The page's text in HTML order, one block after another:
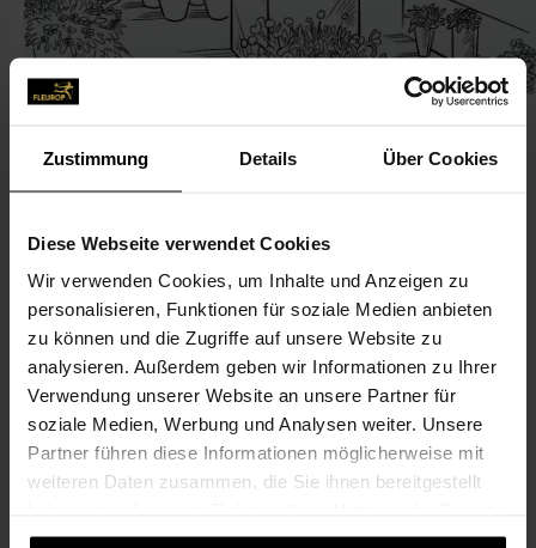
Zustimmung Details Über Cookies
Diese Webseite verwendet Cookies
Wir verwenden Cookies, um Inhalte und Anzeigen zu
personalisieren, Funktionen für soziale Medien anbieten
zu können und die Zugriffe auf unsere Website zu
analysieren. Außerdem geben wir Informationen zu Ihrer
Verwendung unserer Website an unsere Partner für
soziale Medien, Werbung und Analysen weiter. Unsere
Partner führen diese Informationen möglicherweise mit
weiteren Daten zusammen, die Sie ihnen bereitgestellt
gesammelt haben.
KONTAKT
Reischl Die Topfblume
Reischl Die Topfblume
Nordhäuser Str. 28
37115 Duderstadt
05527-982 40
frankmahncke@gmx.de